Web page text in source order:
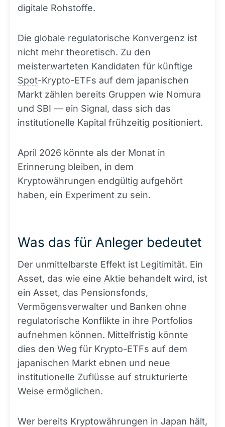
digitale Rohstoffe.
Die globale regulatorische Konvergenz ist
nicht mehr theoretisch. Zu den
meisterwarteten Kandidaten für künftige
Spot-Krypto-ETFs auf dem japanischen
Markt zählen bereits Gruppen wie Nomura
und SBI — ein Signal, dass sich das
institutionelle Kapital frühzeitig positioniert.
April 2026 könnte als der Monat in
Erinnerung bleiben, in dem
Kryptowährungen endgültig aufgehört
haben, ein Experiment zu sein.
Was das für Anleger bedeutet
Der unmittelbarste Effekt ist Legitimität. Ein
Asset, das wie eine Aktie behandelt wird, ist
ein Asset, das Pensionsfonds,
Vermögensverwalter und Banken ohne
regulatorische Konflikte in ihre Portfolios
aufnehmen können. Mittelfristig könnte
dies den Weg für Krypto-ETFs auf dem
japanischen Markt ebnen und neue
institutionelle Zuflüsse auf strukturierte
Weise ermöglichen.
Wer bereits Kryptowährungen in Japan hält,